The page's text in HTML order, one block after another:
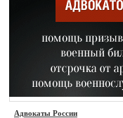
Адвокаты России